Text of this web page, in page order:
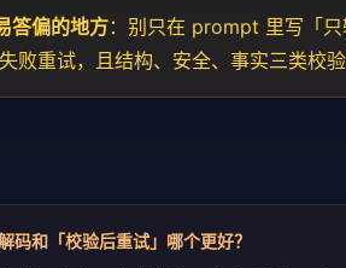
答偏的地方：别只在 prompt 里写「
败重试，且结构、安全、事实三类校
码和「校验后重试」哪个更好？